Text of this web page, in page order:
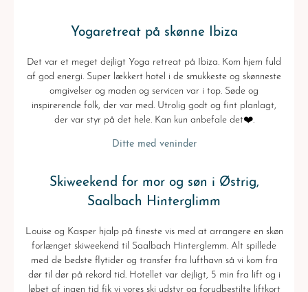
Yogaretreat på skønne Ibiza
Det var et meget dejligt Yoga retreat på Ibiza. Kom hjem fuld
af god energi. Super lækkert hotel i de smukkeste og skønneste
omgivelser og maden og servicen var i top. Søde og
inspirerende folk, der var med. Utrolig godt og fint planlagt,
der var styr på det hele. Kan kun anbefale det❤️.
Ditte med veninder
Skiweekend for mor og søn i Østrig,
Saalbach Hinterglimm
Louise og Kasper hjalp på fineste vis med at arrangere en skøn
forlænget skiweekend til Saalbach Hinterglemm. Alt spillede
med de bedste flytider og transfer fra lufthavn så vi kom fra
dør til dør på rekord tid. Hotellet var dejligt, 5 min fra lift og i
løbet af ingen tid fik vi vores ski udstyr og forudbestilte liftkort